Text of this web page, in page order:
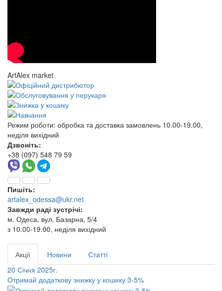
ArtAlex market
Режим роботи: обробка та доставка замовлень 10.00-19.00,
неділя вихідний
Дзвоніть:
+38 (097) 548 79 59
Пишіть:
artalex_odessa@ukr.net
Завжди раді зустрічі:
м. Одеса, вул. Базарна, 5/4
з 10.00-19.00, неділя вихідний
Акції Новини
Статті
20 Січня 2025г.
Отримай додаткову знижку у кошику 3-5%